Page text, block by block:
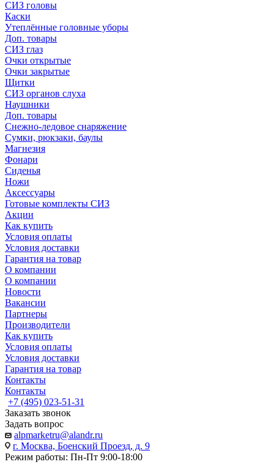
СИЗ головы
Каски
Утеплённые головные уборы
Доп. товары
СИЗ глаз
Очки открытые
Очки закрытые
Щитки
СИЗ органов слуха
Наушники
Доп. товары
Снежно-ледовое снаряжение
Сумки, рюкзаки, баулы
Магнезия
Фонари
Сиденья
Ножи
Аксессуары
Готовые комплекты СИЗ
Акции
Как купить
Условия оплаты
Условия доставки
Гарантия на товар
О компании
О компании
Новости
Вакансии
Партнеры
Производители
Как купить
Условия оплаты
Условия доставки
Гарантия на товар
Контакты
Контакты
+7 (495) 023-51-31
Заказать звонок
Задать вопрос
alpmarketru@alandr.ru
г. Москва, Боенский Проезд, д. 9
Режим работы: Пн-Пт 9:00-18:00